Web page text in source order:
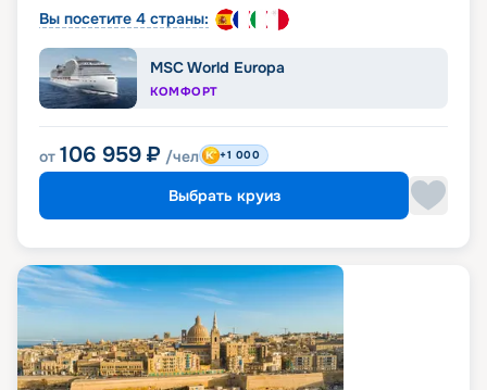
Вы посетите 4 страны:
MSC World Europa
КОМФОРТ
от 106 959 ₽ /чел +1 000
Выбрать круиз